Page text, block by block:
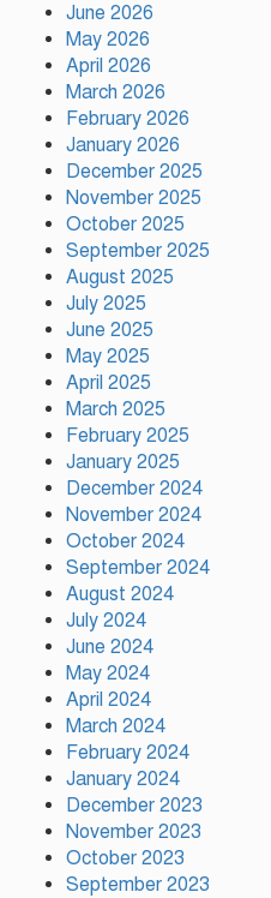
দুই
June 2026
May 2026
April 2026
March 2026
February 2026
January 2026
December 2025
November 2025
October 2025
September 2025
August 2025
July 2025
June 2025
May 2025
April 2025
March 2025
February 2025
January 2025
December 2024
November 2024
October 2024
September 2024
August 2024
July 2024
June 2024
May 2024
April 2024
March 2024
February 2024
January 2024
December 2023
November 2023
October 2023
September 2023